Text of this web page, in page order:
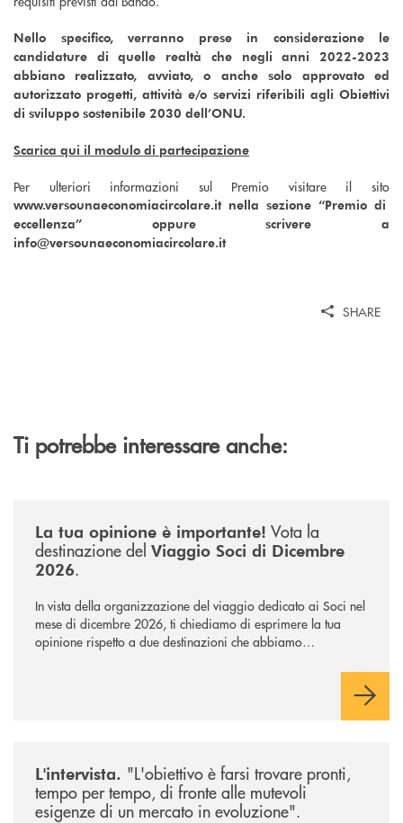
Nello specifico, verranno prese in considerazione le
candidature di quelle realtà che negli anni 2022-2023
abbiano realizzato, avviato, o anche solo approvato ed
autorizzato progetti, attività e/o servizi riferibili agli Obiettivi
di sviluppo sostenibile 2030 dell’ONU.
Scarica qui il modulo di partecipazione
Per ulteriori informazioni sul Premio visitare il sito
www.versounaeconomiacircolare.it nella sezione “Premio di
eccellenza” oppure scrivere a
info@versounaeconomiacircolare.it
SHARE
Ti potrebbe interessare anche:
La tua opinione è importante! Vota la
destinazione del Viaggio Soci di Dicembre
2026.
In vista della organizzazione del viaggio dedicato ai Soci nel
mese di dicembre 2026, ti chiediamo di esprimere la tua
opinione rispetto a due destinazioni che abbiamo
L'intervista. "L'obiettivo è farsi trovare pronti,
tempo per tempo, di fronte alle mutevoli
esigenze di un mercato in evoluzione".